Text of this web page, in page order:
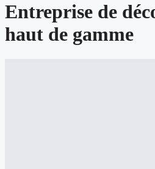
Entreprise de
haut de gamme